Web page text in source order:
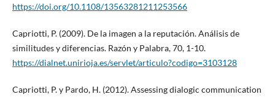
https://doi.org/10.1108/13563281211253566
Capriotti, P. (2009). De la imagen a la reputación. Análisis de
similitudes y diferencias. Razón y Palabra, 70, 1-10.
https://dialnet.unirioja.es/servlet/articulo?codigo=3103128
Capriotti, P. y Pardo, H. (2012). Assessing dialogic communication